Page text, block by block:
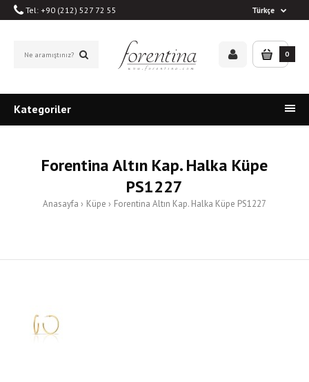
Tel: +90 (212) 527 72 55 Türkçe
0
Kategoriler
Forentina Altın Kap. Halka Küpe
PS1227
Anasayfa Küpe Forentina Altın Kap. Halka Küpe PS1227